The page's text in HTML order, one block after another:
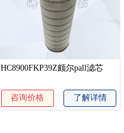
HC8900FKP39Z颇尔pall滤芯
咨询价格 了解详情